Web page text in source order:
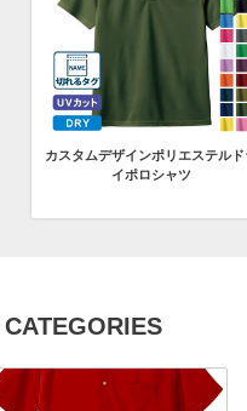
プリンタブルドライポ